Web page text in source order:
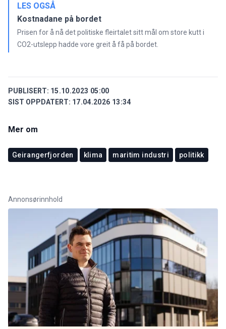
LES OGSÅ
Kostnadane på bordet
Prisen for å nå det politiske fleirtalet sitt mål om store kutt i
CO2-utslepp hadde vore greit å få på bordet.
PUBLISERT: 15.10.2023 05:00
SIST OPPDATERT: 17.04.2026 13:34
Mer om
Geirangerfjorden klima maritim industri politikk
Annonsørinnhold